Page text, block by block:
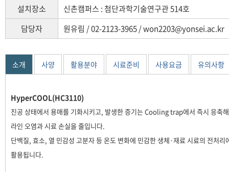
설치장소
신촌캠퍼스 : 첨단과학기술연구관 514호
담당자
원유림 / 02-2123-3965 / won2203@yonsei.ac.kr
소개 사양 활용분야 시료준비 사용요금 유의사항
HyperCOOL(HC3110)
진공 상태에서 용매를 기화시키고, 발생한 증기는 Cooling trap에서 즉시 응축해
라인 오염과 시료 손실을 줄입니다.
단백질, 효소, 열 민감성 고분자 등 온도 변화에 민감한 생체·재료 시료의 전처리
활용됩니다.